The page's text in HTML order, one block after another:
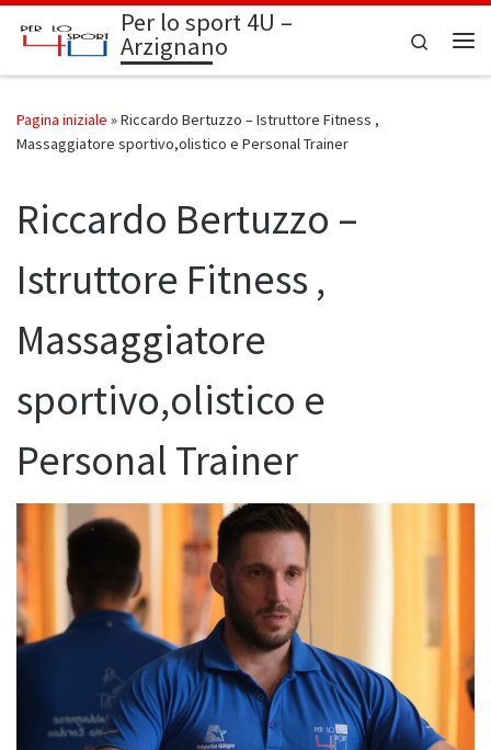
Passa al contenutoPer lo sport 4U –
Arzignano
Search
Pagina iniziale »Riccardo Bertuzzo – Istruttore Fitness ,
Massaggiatore sportivo,olistico e Personal Trainer
Riccardo Bertuzzo –
Istruttore Fitness ,
Massaggiatore
sportivo,olistico e
Personal Trainer